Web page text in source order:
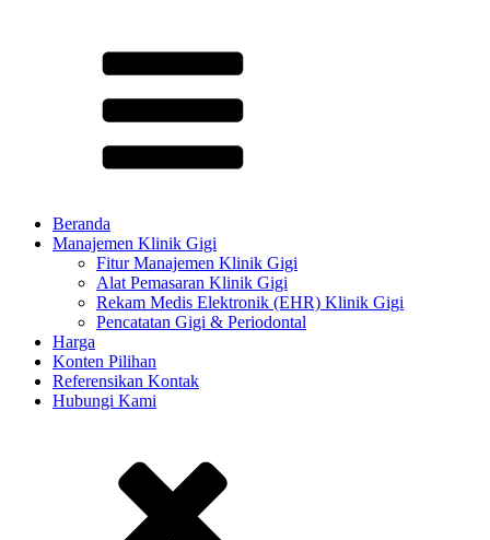
Beranda
Manajemen Klinik Gigi
Fitur Manajemen Klinik Gigi
Alat Pemasaran Klinik Gigi
Rekam Medis Elektronik (EHR) Klinik Gigi
Pencatatan Gigi & Periodontal
Harga
Konten Pilihan​
Referensikan Kontak
Hubungi Kami